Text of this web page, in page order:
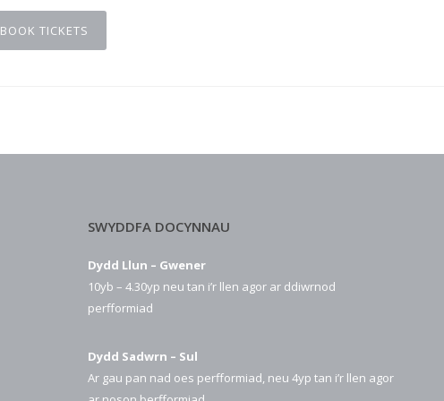
BOOK TICKETS
SWYDDFA DOCYNNAU
Dydd Llun – Gwener
10yb – 4.30yp neu tan i’r llen agor ar ddiwrnod
perfformiad
Dydd Sadwrn – Sul
Ar gau pan nad oes perfformiad, neu 4yp tan i’r llen agor